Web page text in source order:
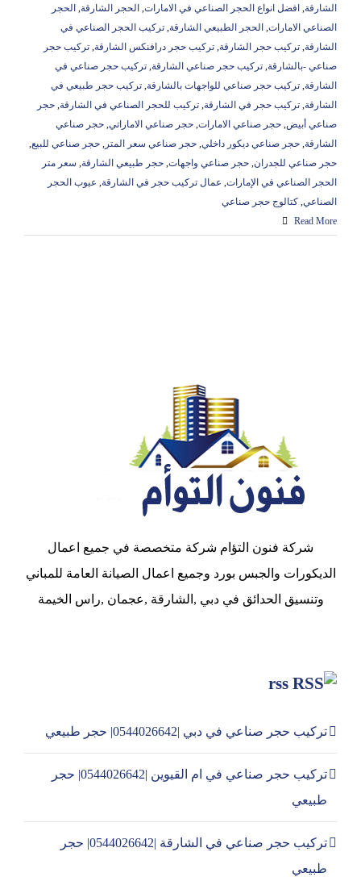
الشارقة, افضل انواع الحجر الصناعي في الامارات, الحجر الشارقة, الحجر
الصناعي الامارات, الحجر الطبيعي الشارقة, تركيب الحجر الصناعي في
الشارقة, ‏تركيب حجر الشارقة, تركيب حجر درافنكس الشارقة, تركيب حجر
صناعي -بالشارقة, تركيب حجر صناعي الشارقة, تركيب حجر صناعي في
الشارقة, تركيب حجر صناعي للواجهات بالشارقة, تركيب حجر طبيعي في
الشارقة, تركيب حجر في الشارقة, تركيب للحجر الصناعي في الشارقة, حجر
صناعي أبيض, حجر صناعي الامارات, حجر صناعي الاماراتي, حجر صناعي
الشارقة, حجر صناعي ديكور داخلي, حجر صناعي سعر المتر , حجر صناعي للبيع,
حجر صناعي للجدران, حجر صناعي واجهات, حجر طبيعي الشارقة, سعر متر
الحجر الصناعي في الإمارات, عمال تركيب حجر في الشارقة, عيوب الحجر
الصناعي, كتالوج حجر صناعي
Read More
شركة فنون التؤام شركة متخصصة في جميع اعمال
الديكورات والجبس بورد وجميع اعمال الصيانة العامة للمباني
وتنسيق الحدائق في دبي ,الشارقة ,عجمان ,راس الخيمة
rss
تركيب حجر صناعي في دبي |0544026642| حجر طبيعي
تركيب حجر صناعي في ام القيوين |0544026642| حجر
طبيعي
تركيب حجر صناعي في الشارقة |0544026642| حجر
طبيعي